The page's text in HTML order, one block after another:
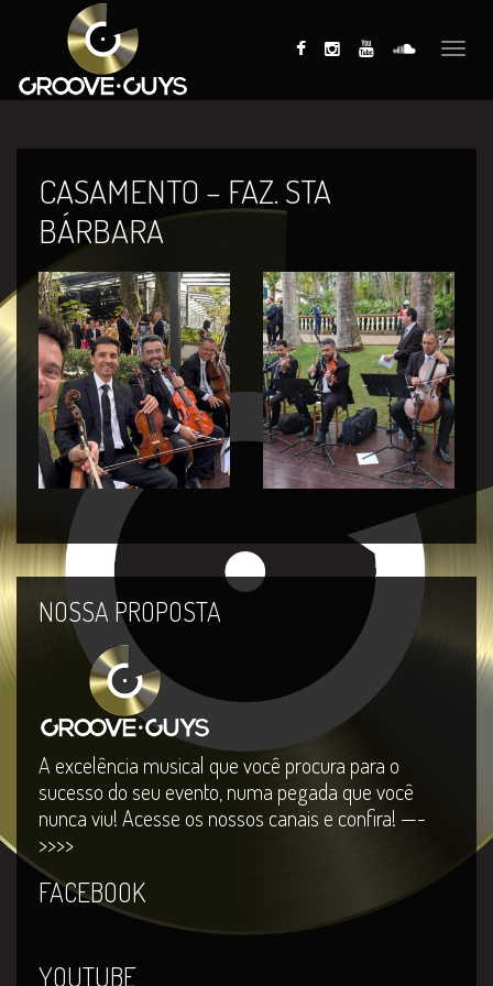
Toggle
CASAMENTO – FAZ. STA
BÁRBARA
NOSSA PROPOSTA
A excelência musical que você procura para o
sucesso do seu evento, numa pegada que você
nunca viu! Acesse os nossos canais e confira! —-
>>>>
FACEBOOK
YOUTUBE